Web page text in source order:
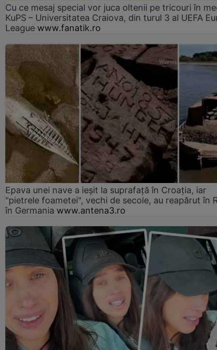
Cu ce mesaj special vor juca oltenii pe tricouri în
KuPS – Universitatea Craiova, din turul 3 al UEFA
League www.fanatik.ro
Epava unei nave a ieșit la suprafață în Croația, iar
"pietrele foametei", vechi de secole, au reapărut în
în Germania www.antena3.ro